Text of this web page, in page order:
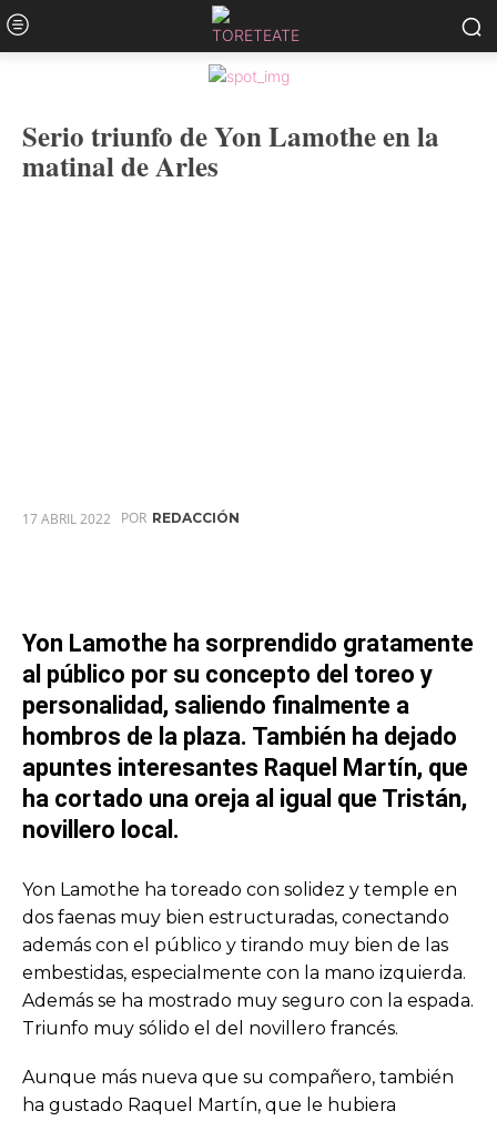
Serio triunfo de Yon Lamothe en la
matinal de Arles
17 ABRIL 2022 POR REDACCIÓN
Yon Lamothe ha sorprendido gratamente
al público por su concepto del toreo y
personalidad, saliendo finalmente a
hombros de la plaza. También ha dejado
apuntes interesantes Raquel Martín, que
ha cortado una oreja al igual que Tristán,
novillero local.
Yon Lamothe ha toreado con solidez y temple en
dos faenas muy bien estructuradas, conectando
además con el público y tirando muy bien de las
embestidas, especialmente con la mano izquierda.
Además se ha mostrado muy seguro con la espada.
Triunfo muy sólido el del novillero francés.
Aunque más nueva que su compañero, también
ha gustado Raquel Martín, que le hubiera